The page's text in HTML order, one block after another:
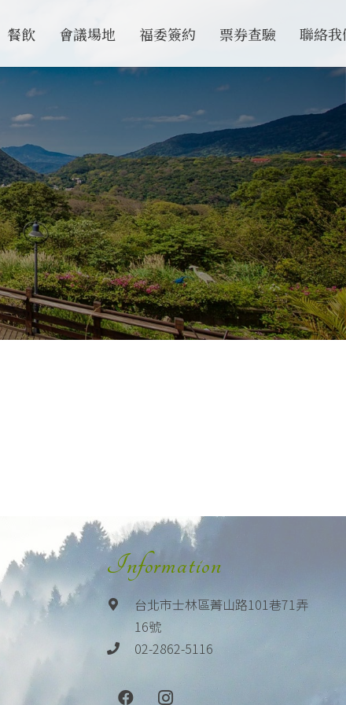
餐飲 會議場地 福委簽約 票券查驗 聯絡我
Information
台北市士林區菁山路101巷71弄
16號
02-2862-5116